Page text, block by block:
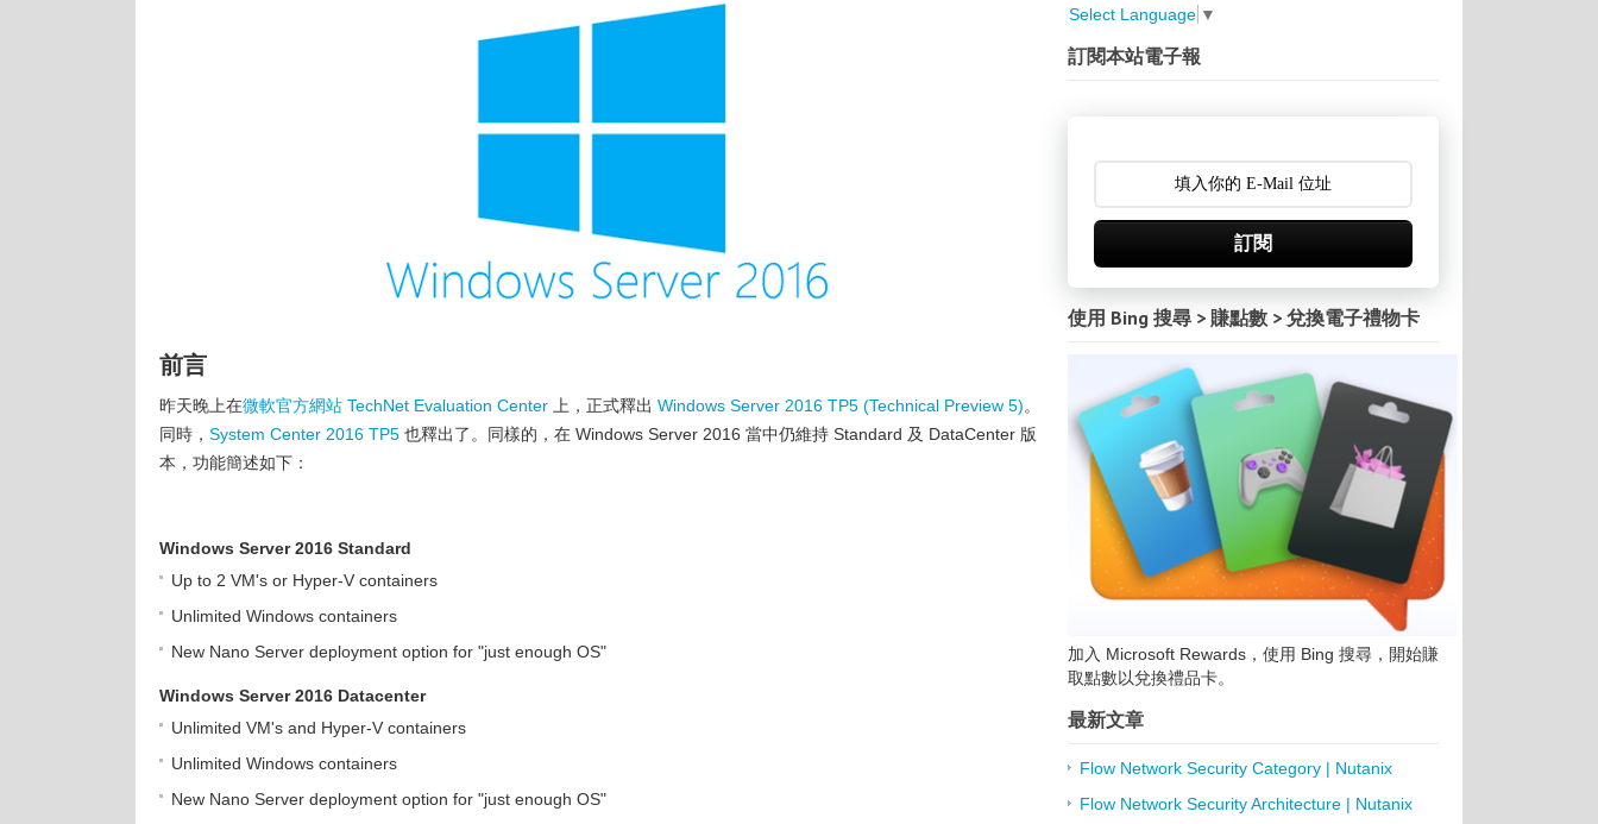
前言
昨天晚上在微軟官方網站 TechNet Evaluation Center 上，正式釋出 Windows Server 2016 TP5 (Technical Preview 5)。
同時， System Center 2016 TP5 也釋出了。同樣的，在 Windows Server 2016 當中仍維持 Standard 及 DataCenter 版
本，功能簡述如下：
Windows Server 2016 Standard
Up to 2 VM's or Hyper-V containers
Unlimited Windows containers
New Nano Server deployment option for "just enough OS"
Windows Server 2016 Datacenter
Unlimited VM's and Hyper-V containers
Unlimited Windows containers
New Nano Server deployment option for "just enough OS"
Select Language ▼
訂閱本站電子報
訂閱
使用 Bing 搜尋 > 賺點數 > 兌換電子禮物卡
加入 Microsoft Rewards，使用 Bing 搜尋，開始賺
取點數以兌換禮品卡。
最新文章
Flow Network Security Category | Nutanix
Flow Network Security Architecture | Nutanix